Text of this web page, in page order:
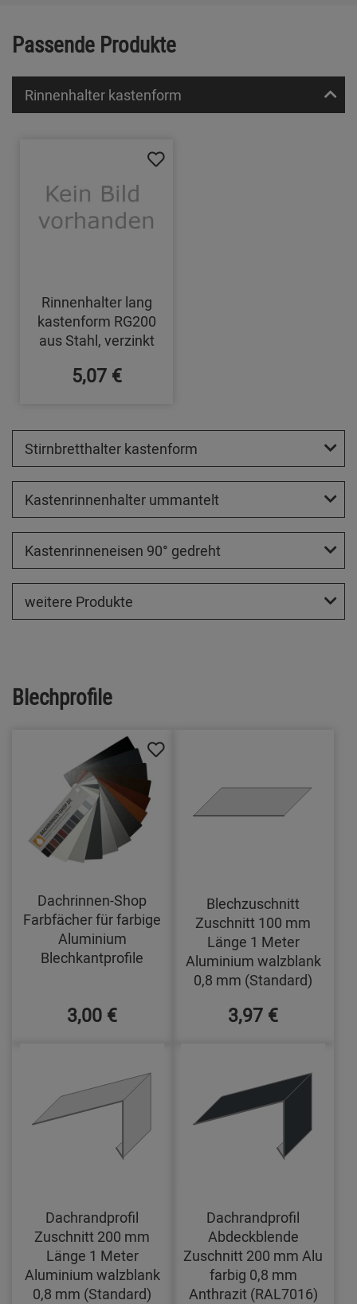
Passende Produkte
Rinnenhalter kastenform
Rinnenhalter lang
kastenform RG200
aus Stahl, verzinkt
5,07 €
Stirnbretthalter kastenform
Kastenrinnenhalter ummantelt
Kastenrinneneisen 90° gedreht
weitere Produkte
Blechprofile
Dachrinnen-Shop
Farbfächer für farbige
Aluminium
Blechkantprofile
3,00 €
Blechzuschnitt
Zuschnitt 100 mm
Länge 1 Meter
Aluminium walzblank
0,8 mm (Standard)
3,97 €
Dachrandprofil
Zuschnitt 200 mm
Länge 1 Meter
Aluminium walzblank
0,8 mm (Standard)
Dachrandprofil
Abdeckblende
Zuschnitt 200 mm Alu
farbig 0,8 mm
Anthrazit (RAL7016)